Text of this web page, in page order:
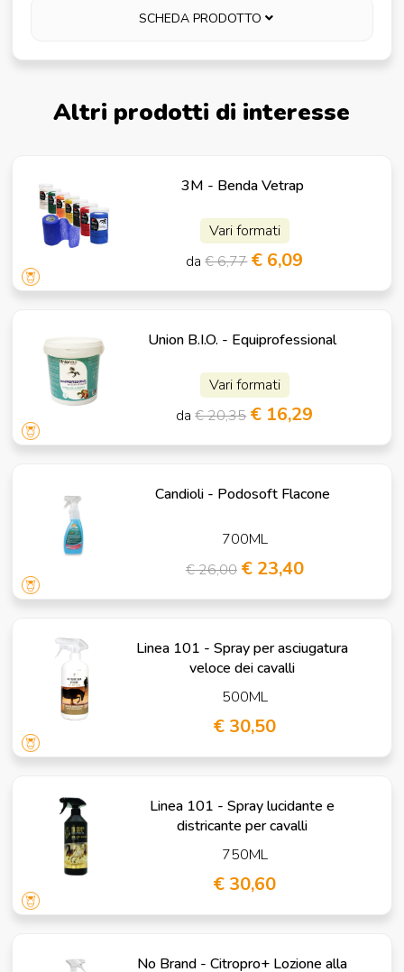
SCHEDA PRODOTTO
Altri prodotti di interesse
3M - Benda Vetrap
Vari formati
da€ 6,77 € 6,09
Union B.I.O. - Equiprofessional
Vari formati
da€ 20,35 € 16,29
Candioli - Podosoft Flacone
700ML
€ 26,00 € 23,40
Linea 101 - Spray per asciugatura
veloce dei cavalli
500ML
€ 30,50
Linea 101 - Spray lucidante e
districante per cavalli
750ML
€ 30,60
No Brand - Citropro+ Lozione alla